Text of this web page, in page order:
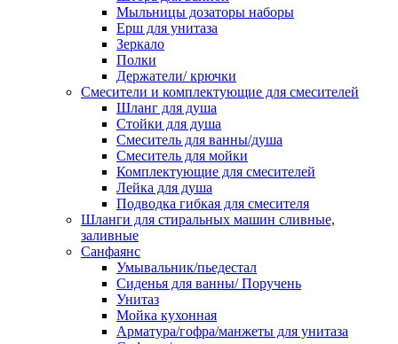
Мыльницы дозаторы наборы
Ерш для унитаза
Зеркало
Полки
Держатели/ крючки
Смесители и комплектующие для смесителей
Шланг для душа
Стойки для душа
Смеситель для ванны/душа
Смеситель для мойки
Комплектующие для смесителей
Лейка для душа
Подводка гибкая для смесителя
Шланги для стиральных машин сливные,
заливные
Санфаянс
Умывальник/пьедестал
Сиденья для ванны/ Поручень
Унитаз
Мойка кухонная
Арматура/гофра/манжеты для унитаза